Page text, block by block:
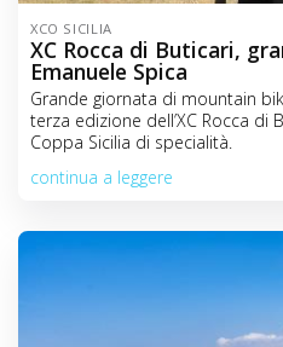
XCO SICILIA
XC Rocca di Buticari,
Emanuele Spica
Grande giornata di mountain
terza edizione dell’XC Rocca
Coppa Sicilia di specialità.
continua a leggere